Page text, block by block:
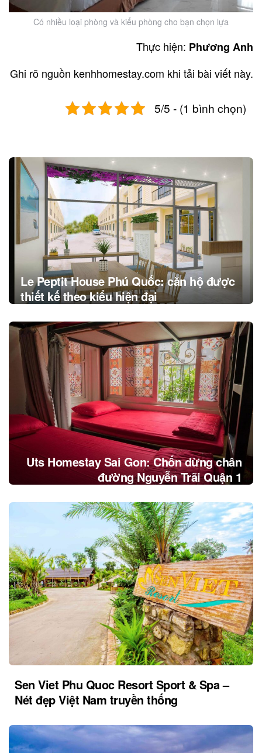
Có nhiều loại phòng và kiểu phòng cho bạn chọn lựa
Thực hiện: Phương Anh
Ghi rõ nguồn kenhhomestay.com khi tải bài viết này.
5/5 - (1 bình chọn)
Post
navigation
Le Peptit House Phú Quốc: căn hộ được
thiết kế theo kiểu hiện đại
Uts Homestay Sai Gon: Chốn dừng chân
đường Nguyễn Trãi Quận 1
Sen Viet Phu Quoc Resort Sport & Spa –
Nét đẹp Việt Nam truyền thống